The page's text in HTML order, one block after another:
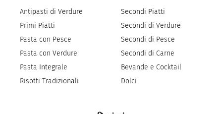
Antipasti di Verdure
Primi Piatti
Pasta con Pesce
Pasta con Verdure
Pasta Integrale
Risotti Tradizionali
Secondi Piatti
Secondi di Verdure
Secondi di Pesce
Secondi di Carne
Bevande e Cocktail
Dolci